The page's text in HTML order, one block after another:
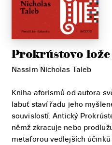
Prokrústovo lože
Nassim Nicholas Taleb
Kniha aforismů od autora
labuť staví řadu jeho
souvislostí. Antický
němž zkracuje nebo
metaforou vedlejších